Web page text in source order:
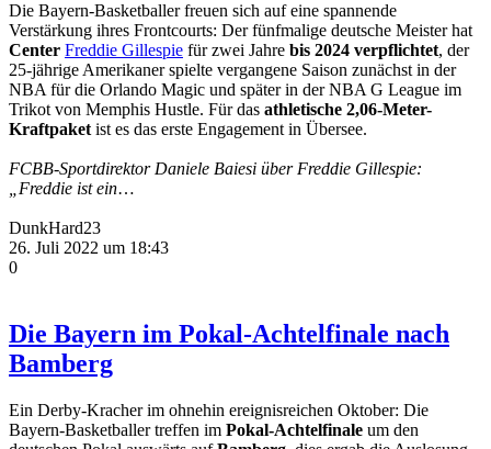
Die Bayern-Basketballer freuen sich auf eine spannende
Verstärkung ihres Frontcourts: Der fünfmalige deutsche Meister hat
Center Freddie Gillespie für zwei Jahre bis 2024 verpflichtet, der
25-jährige Amerikaner spielte vergangene Saison zunächst in der
NBA für die Orlando Magic und später in der NBA G League im
Trikot von Memphis Hustle. Für das athletische 2,06-Meter-
Kraftpaket ist es das erste Engagement in Übersee.
FCBB-Sportdirektor Daniele Baiesi über Freddie Gillespie:
„Freddie ist ein…
DunkHard23
26. Juli 2022 um 18:43
0
Die Bayern im Pokal-Achtelfinale nach
Bamberg
Ein Derby-Kracher im ohnehin ereignisreichen Oktober: Die
Bayern-Basketballer treffen im Pokal-Achtelfinale um den